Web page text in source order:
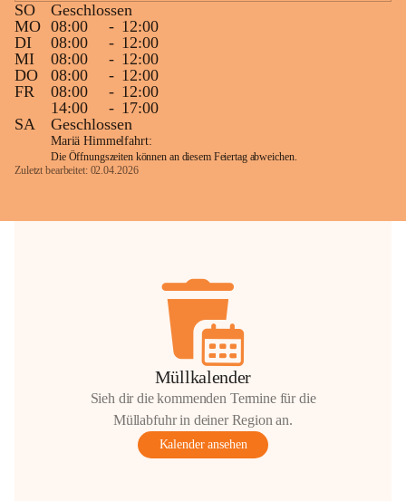
SO
Geschlossen
MO 08:00 - 12:00
DI
08:00 - 12:00
MI
08:00 - 12:00
DO
08:00 - 12:00
FR
08:00 - 12:00
14:00
- 17:00
SA
Geschlossen
Mariä Himmelfahrt:
Die Öffnungszeiten können an diesem Feiertag abweichen.
Zuletzt bearbeitet: 02.04.2026
Müllkalender
Sieh dir die kommenden Termine für die
Müllabfuhr in deiner Region an.
Kalender ansehen